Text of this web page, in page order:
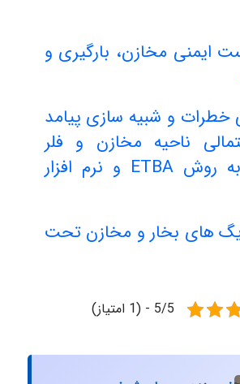
ایمنی مخازن، بارگیری و
خطرات و شبیه سازی پیامد
ناحیه مخازن و فلر
پالایشگاه به روش ETBA و نرم افزار
های بخار و مخازن تحت
5/5 - (1 امتیاز)